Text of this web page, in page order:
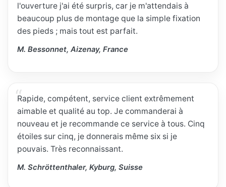
l'ouverture j'ai été surpris, car je m'attendais à
beaucoup plus de montage que la simple fixation
des pieds ; mais tout est parfait.
M. Bessonnet, Aizenay, France
Rapide, compétent, service client extrêmement
aimable et qualité au top. Je commanderai à
nouveau et je recommande ce service à tous. Cinq
étoiles sur cinq, je donnerais même six si je
pouvais. Très reconnaissant.
M. Schröttenthaler, Kyburg, Suisse